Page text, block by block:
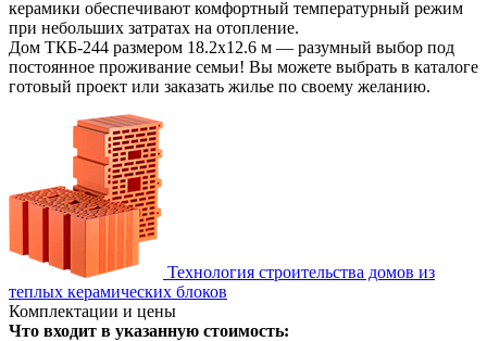
керамики обеспечивают комфортный температурный режим
при небольших затратах на отопление.
Дом ТКБ-244 размером 18.2х12.6 м — разумный выбор под
постоянное проживание семьи! Вы можете выбрать в каталоге
готовый проект или заказать жилье по своему желанию.
Технология строительства домов из
теплых керамических блоков
Комплектации и цены
Что входит в указанную стоимость: